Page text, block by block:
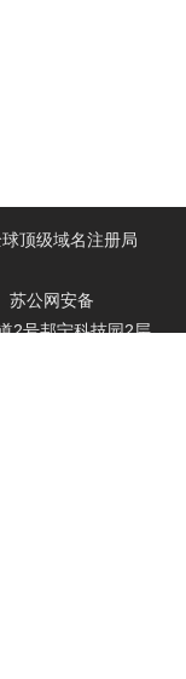
顶级域名注册局
公网安备
号邦宁科技园2层